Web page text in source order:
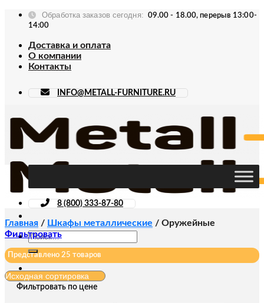
Skip
Обработка заказов сегодня:
09.00 - 18.00, перерыв 13:00-
14:00
Доставка и оплата
О компании
Контакты
INFO@METALL-FURNITURE.RU
Искать:
8 (800) 333-87-80
Главная / Шкафы металлические / Оружейные
Фильтровать
Представлено 25 товаров
Фильтровать по цене